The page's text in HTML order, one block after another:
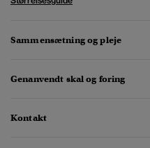
Sammensætning og pleje
Genanvendt skal og foring
Kontakt